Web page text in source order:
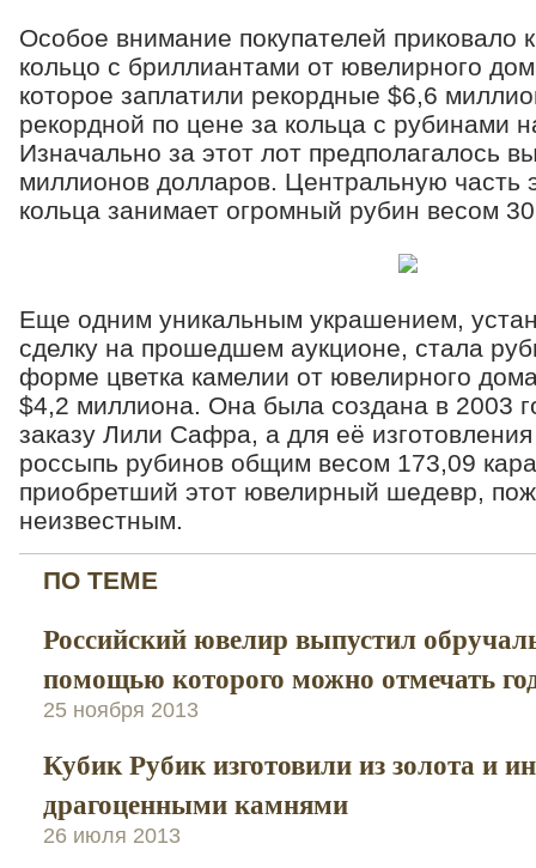
Особое внимание покупателей приковало
кольцо с бриллиантами от ювелирного
которое заплатили рекордные $6,6
рекордной по цене за кольца с рубинами
Изначально за этот лот предполагалось
миллионов долларов. Центральную часть
кольца занимает огромный рубин весом
Еще одним уникальным украшением,
сделку на прошедшем аукционе, стала
форме цветка камелии от ювелирного
$4,2 миллиона. Она была создана в 2003
заказу Лили Сафра, а для её
россыпь рубинов общим весом 173,09
приобретший этот ювелирный шедевр,
неизвестным.
ПО ТЕМЕ
Российский ювелир выпустил
помощью которого можно отмечать
25 ноября 2013
Кубик Рубик изготовили из золота и
драгоценными камнями
26 июля 2013